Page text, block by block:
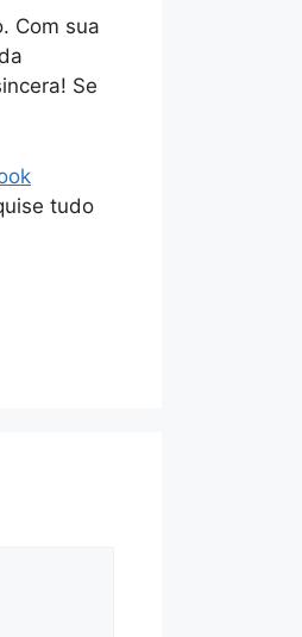
Com sua
Se
tudo